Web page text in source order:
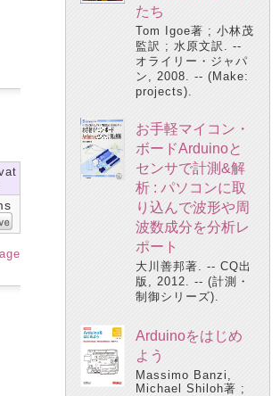
たち
Tom Igoe著 ; 小林茂
監訳 ; 水原文訳. --
オライリー・ジャパ
ン, 2008. -- (Make:
projects).
お手軽マイコン・
ボードArduinoと
センサで計測&解
析 : パソコンに取
り込んで波形や周
波数成分を分析レ
ポート
大川善邦著. -- CQ出
版, 2012. -- (計測・
制御シリーズ).
Arduinoをはじめ
よう
Massimo Banzi,
Michael Shiloh著 ;